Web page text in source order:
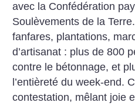
avec la Confédération
Soulèvements de la
fanfares, plantations,
d’artisanat : plus de 800
contre le bétonnage, et
l’entièreté du week-end.
contestation, mêlant joie